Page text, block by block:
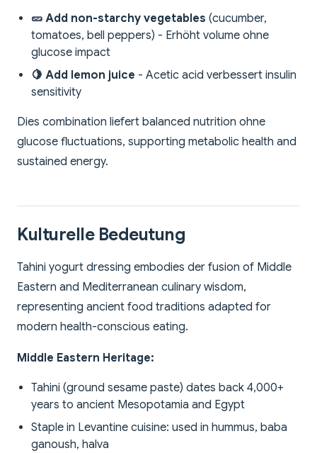
🥒 Add non-starchy vegetables (cucumber,
tomatoes, bell peppers) - Erhöht volume ohne
glucose impact
🍋 Add lemon juice - Acetic acid verbessert insulin
sensitivity
Dies combination liefert balanced nutrition ohne
glucose fluctuations, supporting metabolic health and
sustained energy.
Kulturelle Bedeutung
Tahini yogurt dressing embodies der fusion of Middle
Eastern and Mediterranean culinary wisdom,
representing ancient food traditions adapted for
modern health-conscious eating.
Middle Eastern Heritage:
Tahini (ground sesame paste) dates back 4,000+
years to ancient Mesopotamia and Egypt
Staple in Levantine cuisine: used in hummus, baba
ganoush, halva